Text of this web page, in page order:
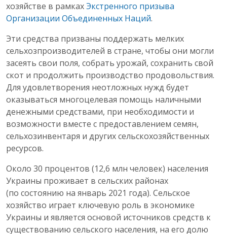
хозяйстве в рамкахЭкстренного призыва
Организации Объединенных Наций.
Эти средства призваны поддержать мелких
сельхозпроизводителей в стране, чтобы они могли
засеять свои поля, собрать урожай, сохранить свой
скот и продолжить производство продовольствия.
Для удовлетворения неотложных нужд будет
оказываться многоцелевая помощь наличными
денежными средствами, при необходимости и
возможности вместе с предоставлением семян,
сельхозинвентаря и других сельскохозяйственных
ресурсов.
Около 30 процентов (12,6 млн человек) населения
Украины проживает в сельских районах
(по состоянию на январь 2021 года). Сельское
хозяйство играет ключевую роль в экономике
Украины и является основой источников средств к
существованию сельского населения, на его долю